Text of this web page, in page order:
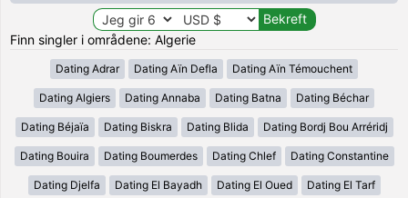
Finn singler i områdene: Algerie
Dating Adrar Dating Aïn Defla Dating Aïn Témouchent
Dating Algiers Dating Annaba Dating Batna Dating Béchar
Dating Béjaïa Dating Biskra Dating Blida Dating Bordj Bou Arréridj
Dating Bouira Dating Boumerdes Dating Chlef Dating Constantine
Dating Djelfa Dating El Bayadh Dating El Oued Dating El Tarf